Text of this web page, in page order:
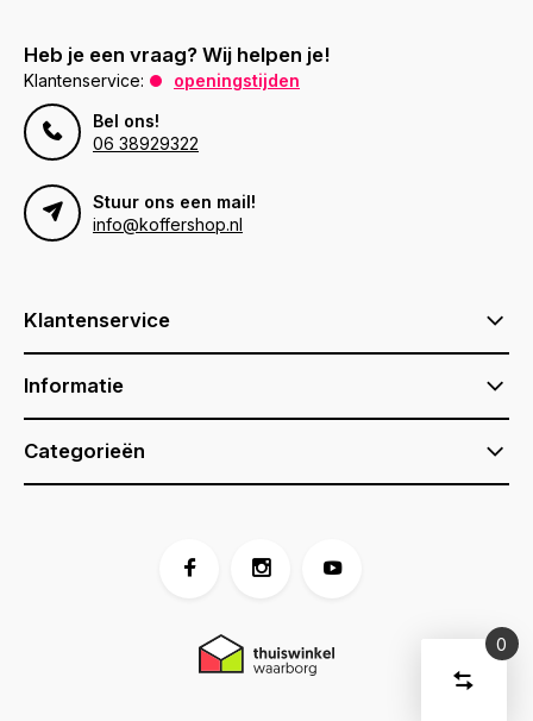
Heb je een vraag? Wij helpen je!
Klantenservice:
openingstijden
Bel ons!
06 38929322
Stuur ons een mail!
info@koffershop.nl
Klantenservice
Informatie
Categorieën
0
Vergelijk
Start